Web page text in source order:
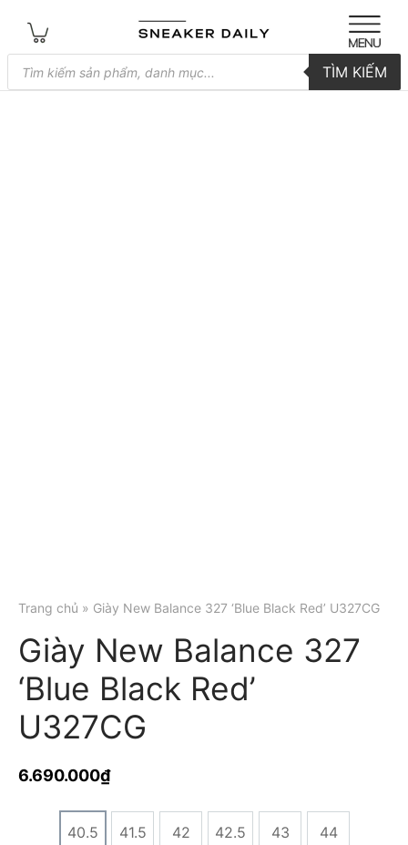
Tìm
kiếm
sản
TÌM KIẾM
Trang chủ » Giày New Balance 327 ‘Blue Black Red’ U327CG
Giày New Balance 327
‘Blue Black Red’
U327CG
6.690.000₫
40.5 41.5 42 42.5 43 44